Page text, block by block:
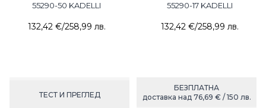
55290-50 KADELLI
132,42 €/258,99 лв.
55290-17 KADELLI
132,42 €/258,99 лв.
ТЕСТ И ПРЕГЛЕД
БЕЗПЛАТНА
доставка над 76,69 € / 150 лв.